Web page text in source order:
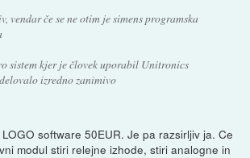
vendar če se ne otim je simens programska
sistem kjer je človek uporabil Unitronics
izredno zanimivo
software 50EUR. Je pa razsirljiv ja. Ce
modul stiri relejne izhode, stiri analogne in